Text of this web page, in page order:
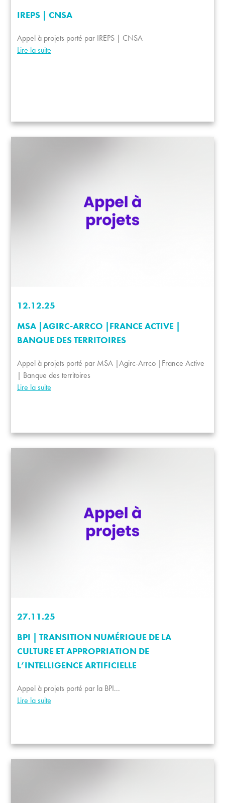
IREPS | CNSA
Appel à projets porté par IREPS | CNSA
Lire la suite
12.12.25
MSA |AGIRC-ARRCO |FRANCE ACTIVE |
BANQUE DES TERRITOIRES
Appel à projets porté par MSA |Agirc-Arrco |France Active
| Banque des territoires
Lire la suite
27.11.25
BPI | TRANSITION NUMÉRIQUE DE LA
CULTURE ET APPROPRIATION DE
L’INTELLIGENCE ARTIFICIELLE
Appel à projets porté par la BPI...
Lire la suite